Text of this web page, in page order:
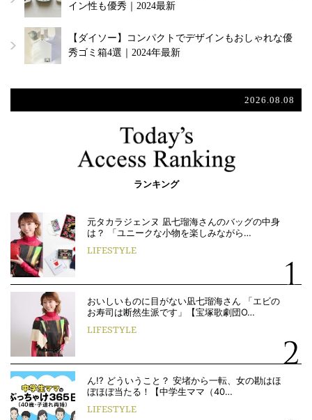
イン性も優秀｜2024最新
【ダイソー】コンパクトでデザインもおしゃれな優
秀ゴミ箱4選｜2024年最新
2026.08.08
ランキング
元タカラジェンヌ 凪七瑠海さんのバッグの中身
は？ 「ユニークな小物を楽しみながら…
LIFESTYLE
おいしいものに目がない凪七瑠海さん 「エビの
お寿司は断然生派です」【宝塚歌劇団O…
LIFESTYLE
ん!? どういうこと？ 安堵から一転、女の勘はほ
ぼほぼ当たる！【中学生ママ（40…
LIFESTYLE